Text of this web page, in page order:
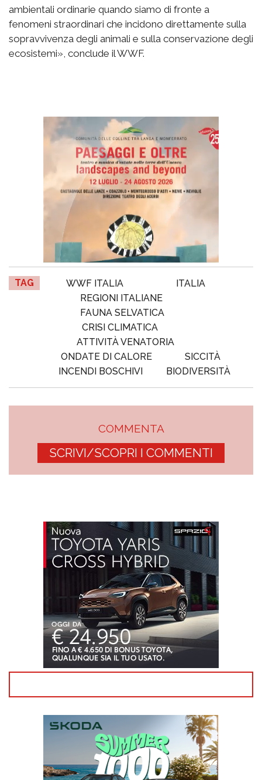
ambientali ordinarie quando siamo di fronte a
fenomeni straordinari che incidono direttamente sulla
sopravvivenza degli animali e sulla conservazione degli
ecosistemi», conclude il WWF.
TAG WWF ITALIA
ITALIA
REGIONI ITALIANE
FAUNA SELVATICA
CRISI CLIMATICA
ATTIVITÀ VENATORIA
ONDATE DI CALORE
SICCITÀ
INCENDI BOSCHIVI
BIODIVERSITÀ
COMMENTA
SCRIVI/SCOPRI I COMMENTI